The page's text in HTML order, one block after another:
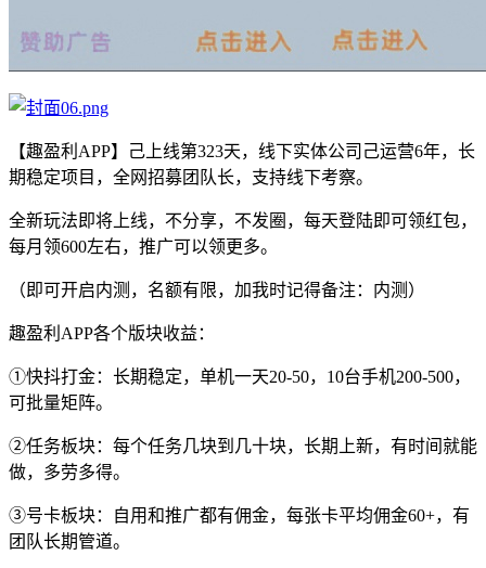
【趣盈利APP】己上线第323天，线下实体公司己运营6年，长
期稳定项目，全网招募团队长，支持线下考察。
全新玩法即将上线，不分享，不发圈，每天登陆即可领红包，
每月领600左右，推广可以领更多。
（即可开启内测，名额有限，加我时记得备注：内测）
趣盈利APP各个版块收益：
①快抖打金：长期稳定，单机一天20-50，10台手机200-500，
可批量矩阵。
②任务板块：每个任务几块到几十块，长期上新，有时间就能
做，多劳多得。
③号卡板块：自用和推广都有佣金，每张卡平均佣金60+，有
团队长期管道。